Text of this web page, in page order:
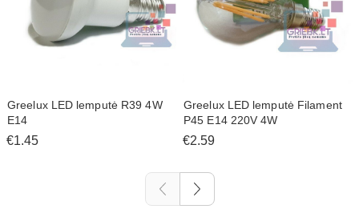
Greelux LED lemputė R39 4W
E14
€1.45
Greelux LED lemputė Filament
P45 E14 220V 4W
€2.59